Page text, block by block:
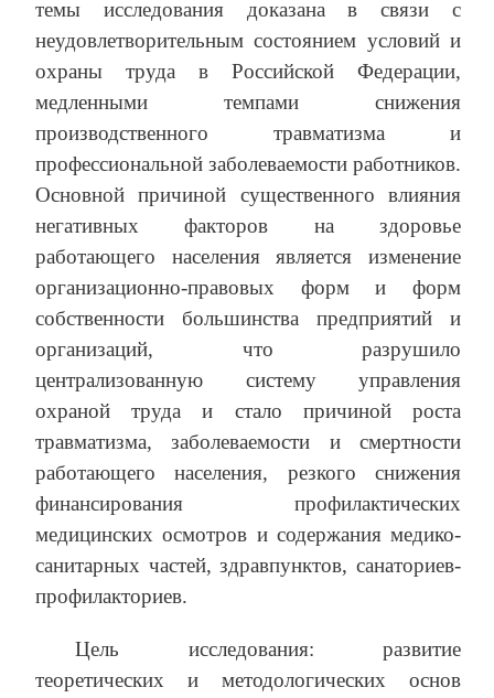
темы исследования доказана в связи с
неудовлетворительным состоянием условий и
охраны труда в Российской Федерации,
медленными темпами снижения
производственного травматизма и
профессиональной заболеваемости работников.
Основной причиной существенного влияния
негативных факторов на здоровье
работающего населения является изменение
организационно-правовых форм и форм
собственности большинства предприятий и
организаций, что разрушило
централизованную систему управления
охраной труда и стало причиной роста
травматизма, заболеваемости и смертности
работающего населения, резкого снижения
финансирования профилактических
медицинских осмотров и содержания медико-
санитарных частей, здравпунктов, санаториев-
профилакториев.
Цель исследования: развитие
теоретических и методологических основ